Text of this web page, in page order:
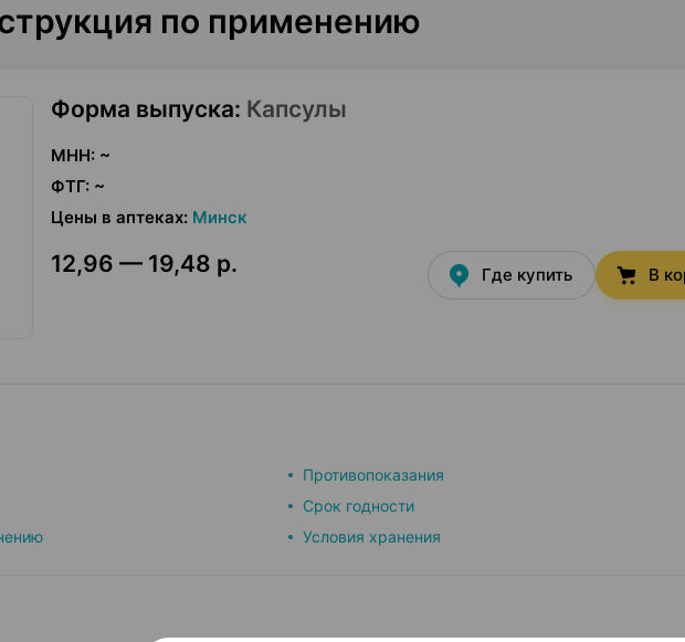
по применению
Форма выпуска: Капсулы
МНН: ~
ФТГ: ~
Цены в аптеках: Минск
12,96 — 19,48 р. Где купить В
Противопоказания
Срок годности
Условия хранения